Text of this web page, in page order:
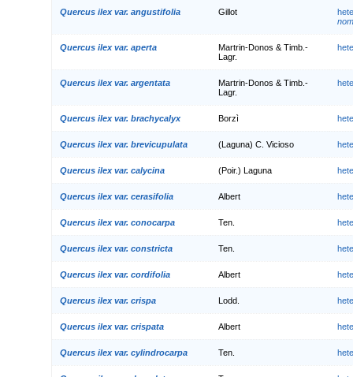
Quercus ilex var. angustifolia Gillot
Quercus ilex var. aperta
Martrin-Donos & Timb.-
Lagr.
Quercus ilex var. argentata
Martrin-Donos & Timb.-
Lagr.
Quercus ilex var. brachycalyx Borzì
Quercus ilex var. brevicupulata (Laguna) C. Vicioso
Quercus ilex var. calycina (Poir.) Laguna
Quercus ilex var. cerasifolia Albert
Quercus ilex var. conocarpa Ten.
Quercus ilex var. constricta Ten.
Quercus ilex var. cordifolia Albert
Quercus ilex var. crispa Lodd.
Quercus ilex var. crispata Albert
Quercus ilex var. cylindrocarpa Ten.